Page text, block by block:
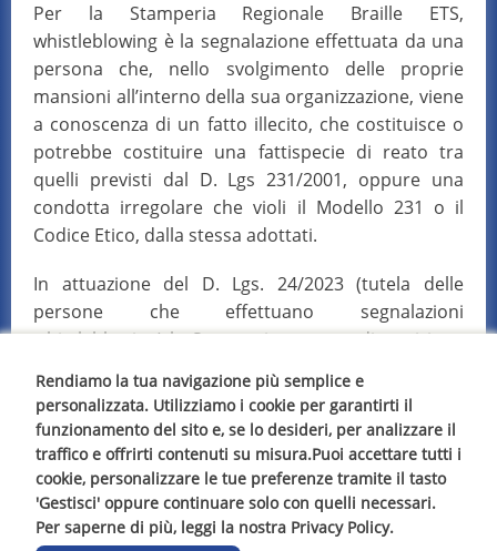
Rendiamo la tua navigazione più semplice e
personalizzata. Utilizziamo i cookie per garantirti il
funzionamento del sito e, se lo desideri, per analizzare il
traffico e offrirti contenuti su misura.Puoi accettare tutti i
cookie, personalizzare le tue preferenze tramite il tasto
'Gestisci' oppure continuare solo con quelli necessari.
Per saperne di più, leggi la nostra Privacy Policy.
Per la Stamperia Regionale Braille ETS,
whistleblowing è la segnalazione effettuata da una
persona che, nello svolgimento delle proprie
mansioni all’interno della sua organizzazione, viene
a conoscenza di un fatto illecito, che costituisce o
potrebbe costituire una fattispecie di reato tra
quelli previsti dal D. Lgs 231/2001, oppure una
condotta irregolare che violi il Modello 231 o il
Codice Etico, dalla stessa adottati.
In attuazione del D. Lgs. 24/2023 (tutela delle
persone che effettuano segnalazioni
whistleblowing) la Stamperia mette a disposizione
1) Aggiornamento del Modello di cui al D. Lgs
231/2001, che disciplina la procedura per
effettuare e per gestire le segnalazioni, con le
seguenti principali informazioni: